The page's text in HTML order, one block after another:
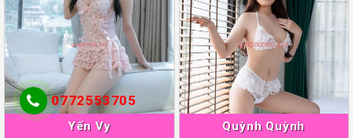
Yến Vy Quỳnh Quỳnh
0772553705